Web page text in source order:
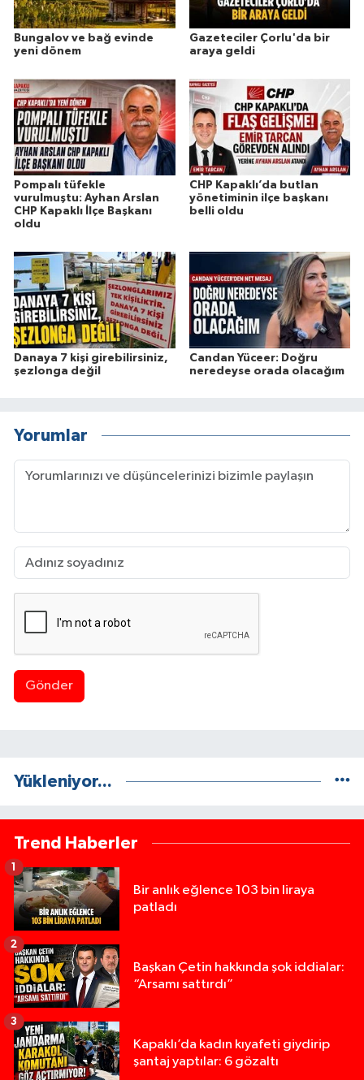
Bungalov ve bağ evinde
yeni dönem
Gazeteciler Çorlu'da bir
araya geldi
Pompalı tüfekle
vurulmuştu: Ayhan Arslan
CHP Kapaklı İlçe Başkanı
oldu
CHP Kapaklı’da butlan
yönetiminin ilçe başkanı
belli oldu
Danaya 7 kişi girebilirsiniz,
şezlonga değil
Candan Yüceer: Doğru
neredeyse orada olacağım
Yorumlar
Gönder
Yükleniyor...
Trend Haberler
Bir anlık eğlence 103 bin liraya
patladı
1
Başkan Çetin hakkında şok iddialar:
“Arsamı sattırdı”
2
Kapaklı’da kadın kıyafeti giydirip
şantaj yaptılar: 6 gözaltı
3